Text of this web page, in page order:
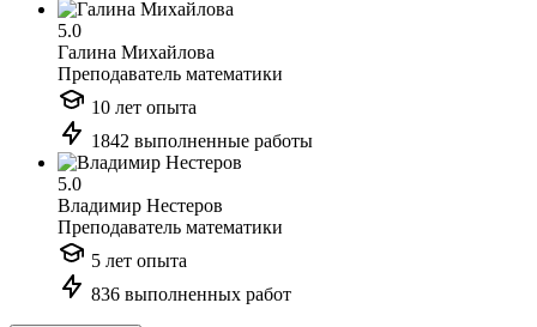
5.0
Галина Михайлова
Преподаватель математики
10 лет опыта
1842 выполненные работы
5.0
Владимир Нестеров
Преподаватель математики
5 лет опыта
836 выполненных работ